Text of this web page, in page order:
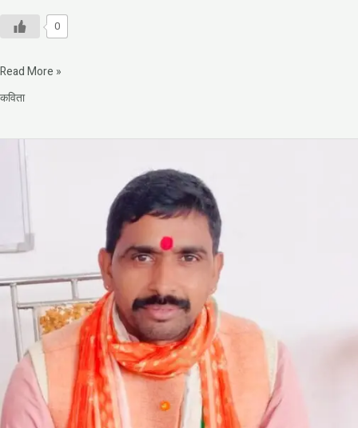
0
Read More »
कविता